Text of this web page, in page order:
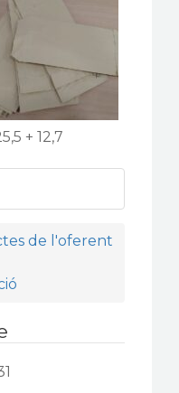
+ 12,7
de l'oferent